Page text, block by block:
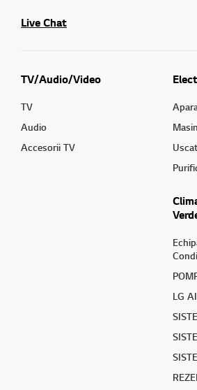
Live Chat
TV/Audio/Video
TV
Audio
Accesorii TV
LG